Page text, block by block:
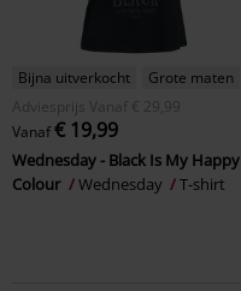
Bijna uitverkocht
Grote maten
Adviesprijs
Vanaf € 29,99
Vanaf€ 19,99
Wednesday - Black Is My Happy
Colour
Wednesday T-shirt